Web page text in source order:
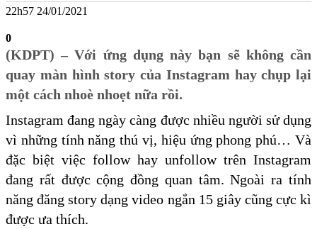
22h57 24/01/2021
0
(KDPT) – Với ứng dụng này bạn sẽ không cần
quay màn hình story của Instagram hay chụp lại
một cách nhoè nhoẹt nữa rồi.
Instagram đang ngày càng được nhiều người sử dụng
vì những tính năng thú vị, hiệu ứng phong phú… Và
đặc biệt việc follow hay unfollow trên Instagram
đang rất được cộng đồng quan tâm. Ngoài ra tính
năng đăng story dạng video ngắn 15 giây cũng cực kì
được ưa thích.